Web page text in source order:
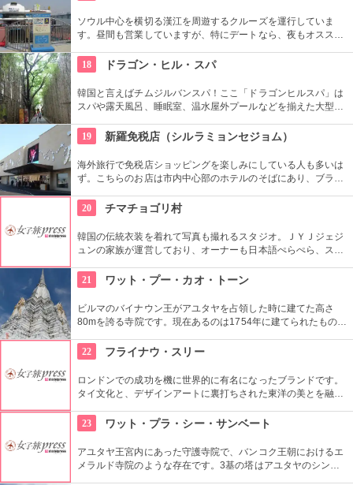
ソウル中心を横切る漢江を周遊するクルーズを運行していま
す。昼間も営業していますが、特にデートなら、夜もオススメ
チックなソウルの夜景を水上から眺めることができます。
18 ドラゴン・ヒル・スパ
韓国と言えばチムジルバンスパ！ここ「ドラゴンヒルスパ」は
スパや露天風呂、睡眠室、温水屋外プールなどを揃えた大型施
やゴルフ練習場、マッサージ、レストランなど様々なお楽しみ
スポットがあるので、時間が過ぎるのもあっという間です！
19 新羅免税店（シルラミョンセジョム）
海外旅行で免税店ショッピングを楽しみにしている人も多いは
ず。こちらのお店は市内中心部のホテルのそばにあり、ブラン
す。買い物をがんばった後は屋上の休憩スペースで癒されて。
20 チマチョゴリ村
韓国の伝統衣装を着れて写真も撮れるスタジオ。ＪＹＪジェジ
ュンの家族が運営しており、オーナーも日本語ぺらぺら、スタ
男性や小さな子供用の衣装も沢山あり、カップル写真に家族写
真、友達同士の記念にもってこい。
21 ワット・プー・カオ・トーン
ビルマのバイナウン王がアユタヤを占領した時に建てた高さ
80mを誇る寺院です。現在あるのは1754年に建てられたもの
名前の由来です。仏塔は階段で上に上れて、頂上からはアユタ
ヤの街が一望できます。
22 フライナウ・スリー
ロンドンでの成功を機に世界的に有名になったブランドです。
タイ文化と、デザインアートに裏打ちされた東洋の美とを融合
23
ワット・プラ・シー・サンベート
アユタヤ王宮内にあった守護寺院で、バンコク王朝におけるエ
メラルド寺院のような存在です。3基の塔はアユタヤのシンボ